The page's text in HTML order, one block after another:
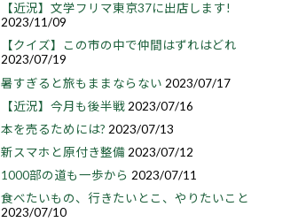
【近況】文学フリマ東京37に出店します!
2023/11/09
【クイズ】この市の中で仲間はずれはどれ
2023/07/19
暑すぎると旅もままならない 2023/07/17
【近況】今月も後半戦 2023/07/16
本を売るためには? 2023/07/13
新スマホと原付き整備 2023/07/12
1000部の道も一歩から 2023/07/11
食べたいもの、行きたいとこ、やりたいこと
2023/07/10